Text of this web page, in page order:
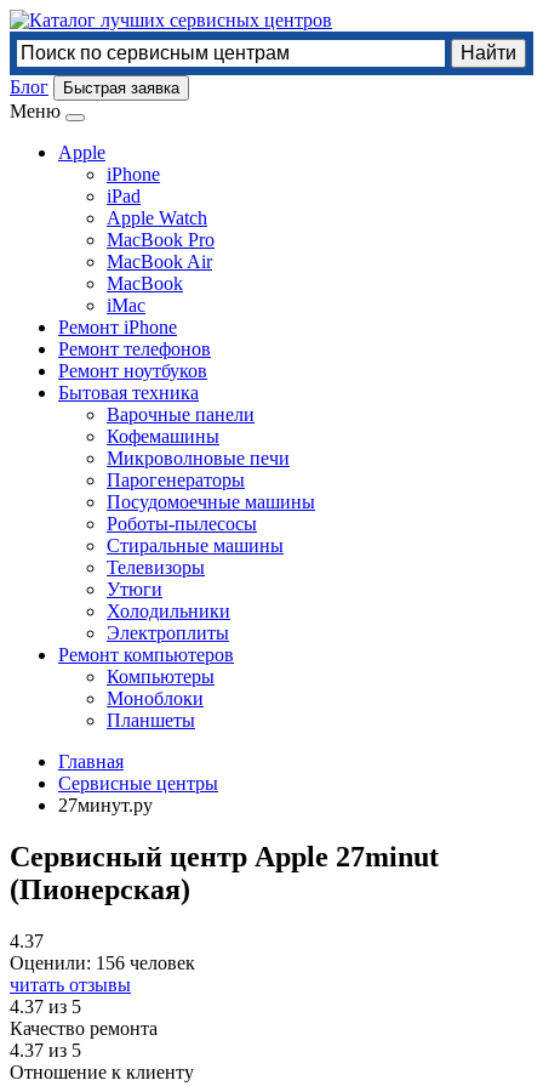
Блог Быстрая заявка
Меню
Apple
iPhone
iPad
Apple Watch
MacBook Pro
MacBook Air
MacBook
iMac
Ремонт iPhone
Ремонт телефонов
Ремонт ноутбуков
Бытовая техника
Варочные панели
Кофемашины
Микроволновые печи
Парогенераторы
Посудомоечные машины
Роботы-пылесосы
Стиральные машины
Телевизоры
Утюги
Холодильники
Электроплиты
Ремонт компьютеров
Компьютеры
Моноблоки
Планшеты
Главная
Сервисные центры
27минут.ру
Сервисный центр Apple 27minut
(Пионерская)
4.37
Оценили: 156 человек
читать отзывы
4.37 из 5
Качество ремонта
4.37 из 5
Отношение к клиенту